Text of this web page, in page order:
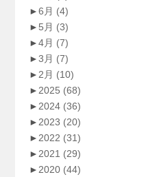
►6月 (4)
► 5月 (3)
►4月 (7)
►3月 (7)
► 2月 (10)
► 2025 (68)
► 2024 (36)
► 2023 (20)
► 2022 (31)
► 2021 (29)
► 2020 (44)